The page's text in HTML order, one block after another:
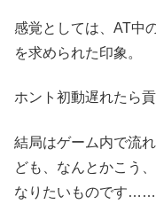
感覚としては、AT中
を求められた印象。
ホント初動遅れたら
結局はゲーム内で流
ども、なんとかこう
なりたいものです……